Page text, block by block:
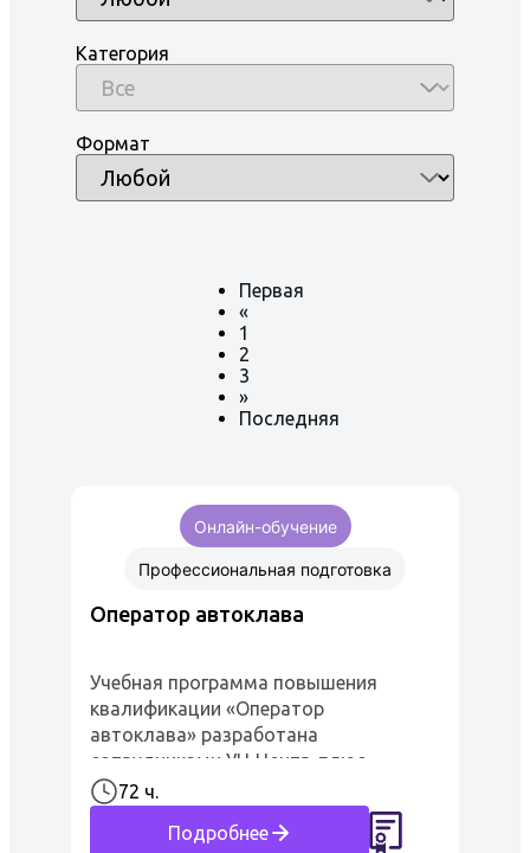
Категория
Формат
Первая
«
1
2
3
»
Последняя
Онлайн-обучение
Профессиональная подготовка
Оператор автоклава
Учебная программа повышения
квалификации «Оператор
автоклава» разработана
сотрудниками УЦ Центр-плюс.
Необходимое условие для
прохождения обучения, это
наличие профессионального
72 ч.
Подробнее